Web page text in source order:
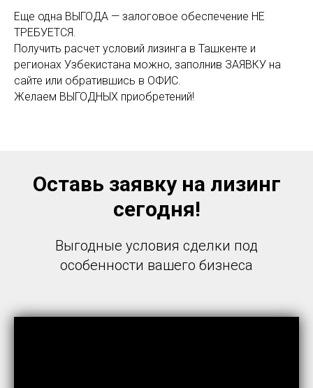
Еще одна ВЫГОДА — залоговое обеспечение НЕ
ТРЕБУЕТСЯ.
Получить расчет условий лизинга в Ташкенте и
регионах Узбекистана можно, заполнив ЗАЯВКУ на
сайте или обратившись в ОФИС.
Желаем ВЫГОДНЫХ приобретений!
Оставь заявку на лизинг
сегодня!
Выгодные условия сделки под
особенности вашего бизнеса